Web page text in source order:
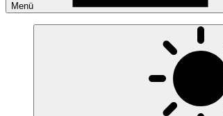
Menü